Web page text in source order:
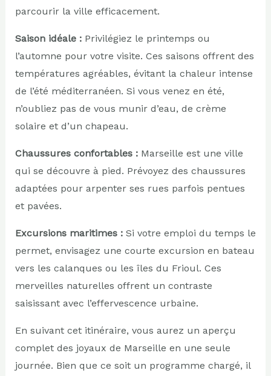
parcourir la ville efficacement.
Saison idéale :Privilégiez le printemps ou
l’automne pour votre visite. Ces saisons offrent des
températures agréables, évitant la chaleur intense
de l’été méditerranéen. Si vous venez en été,
n’oubliez pas de vous munir d’eau, de crème
solaire et d’un chapeau.
Chaussures confortables :Marseille est une ville
qui se découvre à pied. Prévoyez des chaussures
adaptées pour arpenter ses rues parfois pentues
et pavées.
Excursions maritimes :Si votre emploi du temps le
permet, envisagez une courte excursion en bateau
vers les calanques ou les îles du Frioul. Ces
merveilles naturelles offrent un contraste
saisissant avec l’effervescence urbaine.
En suivant cet itinéraire, vous aurez un aperçu
complet des joyaux de Marseille en une seule
journée. Bien que ce soit un programme chargé, il